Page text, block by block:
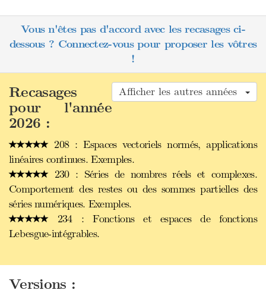
Vous n'êtes pas d'accord avec les recasages ci-
dessous ? Connectez-vous pour proposer les vôtres
!
Afficher les autres années
Recasages
pour l'année
2026 :
208 : Espaces vectoriels normés, applications
linéaires continues. Exemples.
230 : Séries de nombres réels et complexes.
Comportement des restes ou des sommes partielles des
séries numériques. Exemples.
234 : Fonctions et espaces de fonctions
Lebesgue-intégrables.
Versions :